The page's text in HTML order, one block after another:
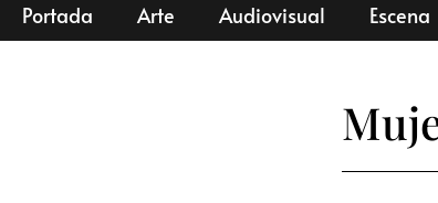
Portada Arte Audiovisual Escena